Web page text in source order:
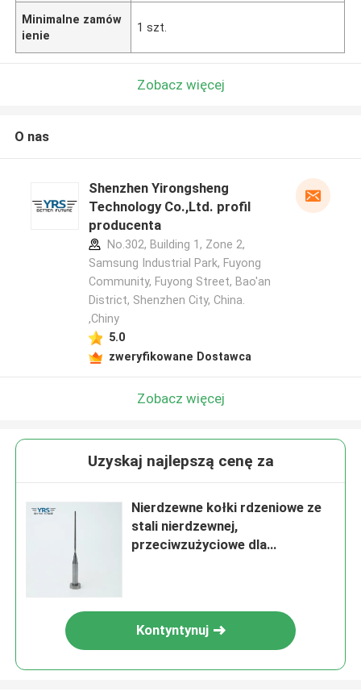
Minimalne zamów
ienie
1 szt.
Zobacz więcej
O nas
Shenzhen Yirongsheng
Technology Co.,Ltd. profil
producenta
No.302, Building 1, Zone 2,
Samsung Industrial Park, Fuyong
Community, Fuyong Street, Bao'an
District, Shenzhen City, China.
,Chiny
5.0
zweryfikowane Dostawca
Zobacz więcej
Uzyskaj najlepszą cenę za
Nierdzewne kołki rdzeniowe ze
stali nierdzewnej,
przeciwzużyciowe dla
Kontyntynuj